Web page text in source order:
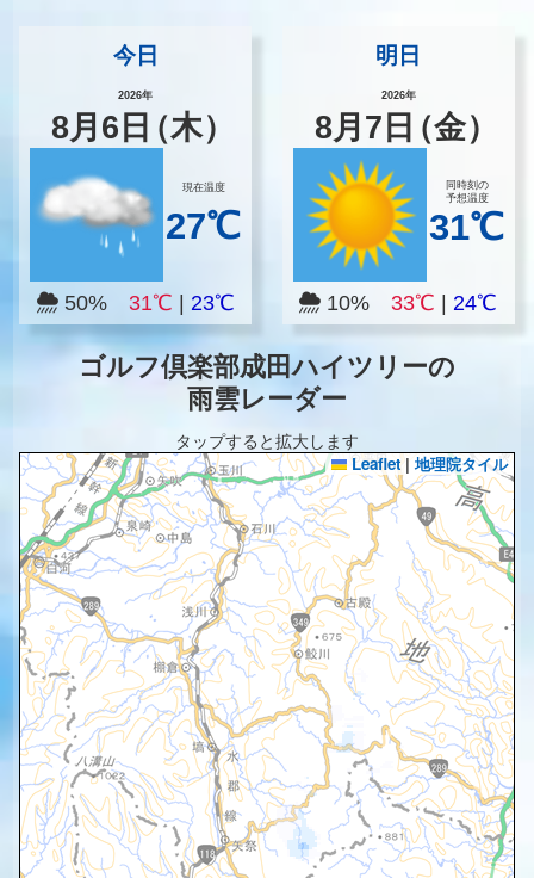
今日
2026年
8月 6 日（木）
現在温度
27℃
50% 31℃ 23℃
明日
2026年
8月 7 日（金）
同時刻の
予想温度
31℃
10% 33℃ |24℃
ゴルフ倶楽部成田ハイツリーの
雨雲レーダー
タップすると拡大します
Leaflet | 地理院タイル